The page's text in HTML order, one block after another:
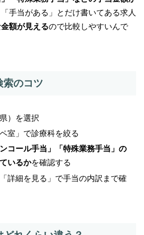
「手当がある」とだけ書いてある求人
額が見えるので比較しやすいんで
のコツ
）を選択
室」で診療科を絞る
ンコール手当」「特殊業務手当」の
いるかを確認する
詳細を見る」で手当の内訳まで確